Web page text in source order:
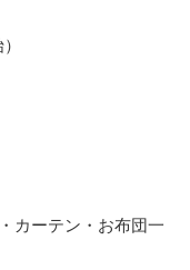
カーテン・お布団一